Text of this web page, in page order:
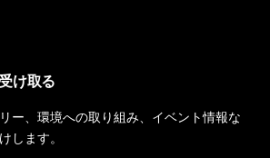
け取る
ー、環境への取り組み、イベント情報な
します。